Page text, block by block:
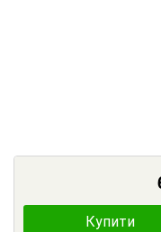
Купити